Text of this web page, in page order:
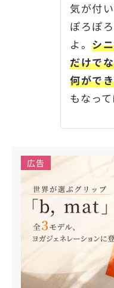
気が付
ぽろぽ
よ。シ
だけで
何がで
もなって
広告